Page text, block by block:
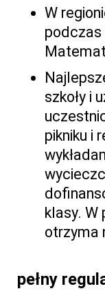
W
podczas
szkoły i
pikniku i
klasy. W
otrzyma
pełny